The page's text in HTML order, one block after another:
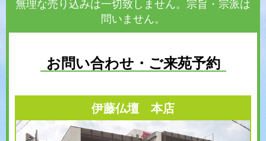
無理な売り込みは一切致しません。宗旨・宗派は
問いません。
お問い合わせ・ご来苑予約
伊藤仏壇 本店